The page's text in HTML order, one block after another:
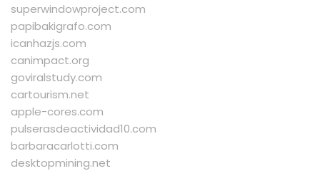
superwindowproject.com
papibakigrafo.com
icanhazjs.com
canimpact.org
goviralstudy.com
cartourism.net
apple-cores.com
pulserasdeactividad10.com
barbaracarlotti.com
desktopmining.net